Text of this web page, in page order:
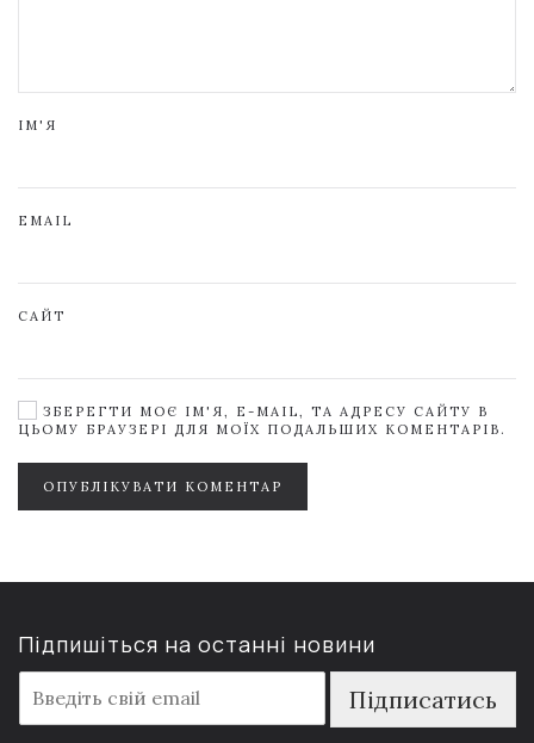
ІМ'Я
EMAIL
САЙТ
ЗБЕРЕГТИ МОЄ ІМ'Я, E-MAIL, ТА АДРЕСУ САЙТУ В
ЦЬОМУ БРАУЗЕРІ ДЛЯ МОЇХ ПОДАЛЬШИХ КОМЕНТАРІВ.
ОПУБЛІКУВАТИ КОМЕНТАР
Підпишіться на останні новини
m
a
Підписатись